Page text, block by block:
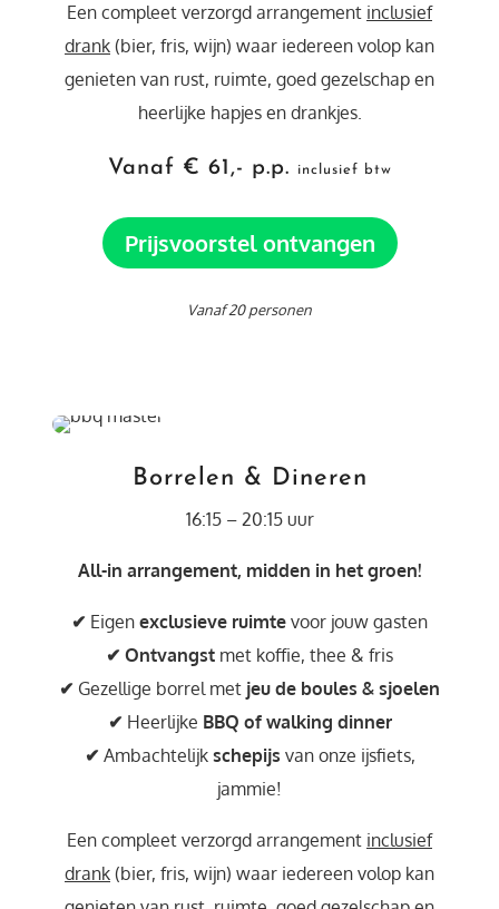
Een compleet verzorgd arrangement inclusief
drank (bier, fris, wijn) waar iedereen volop kan
genieten van rust, ruimte, goed gezelschap en
heerlijke hapjes en drankjes.
Vanaf € 61,- p.p. inclusief btw
Prijsvoorstel ontvangen
Vanaf 20 personen
Borrelen & Dineren
16:15 – 20:15 uur
All-in arrangement, midden in het groen!
✔ Eigen exclusieve ruimte voor jouw gasten
✔ Ontvangst met koffie, thee & fris
✔ Gezellige borrel met jeu de boules & sjoelen
✔ Heerlijke BBQ of walking dinner
✔ Ambachtelijk schepijs van onze ijsfiets,
jammie!
Een compleet verzorgd arrangement inclusief
drank (bier, fris, wijn) waar iedereen volop kan